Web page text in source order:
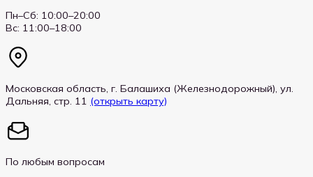
Пн–Сб: 10:00–20:00
Вс: 11:00–18:00
Московская область, г. Балашиха (Железнодорожный), ул.
Дальняя, стр. 11 (открыть карту)
По любым вопросам